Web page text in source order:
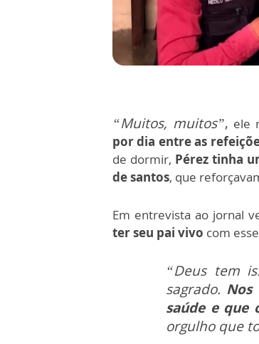
“Muitos, muitos”, ele
por dia entre as
de dormir, Pérez tinha
de santos, que
Em entrevista ao jornal
ter seu pai vivo com
“Deus tem
sagrado. Nos
saúde e que
orgulho que